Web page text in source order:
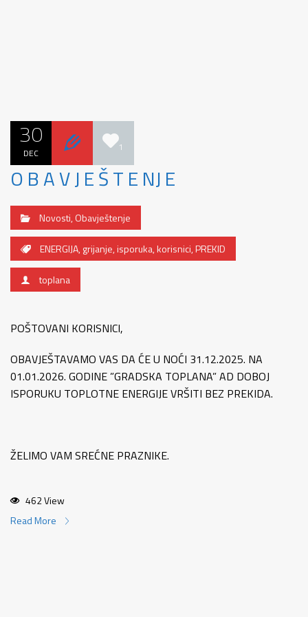
30
DEC 1
O B A V J E Š T E NJ E
Novosti,Obavještenje
ENERGIJA,grijanje,isporuka,korisnici,PREKID
toplana
POŠTOVANI KORISNICI,
OBAVJEŠTAVAMO VAS DA ĆE U NOĆI 31.12.2025. NA
01.01.2026. GODINE ”GRADSKA TOPLANA” AD DOBOJ
ISPORUKU TOPLOTNE ENERGIJE VRŠITI BEZ PREKIDA.
ŽELIMO VAM SREĆNE PRAZNIKE.
462 View
Read More